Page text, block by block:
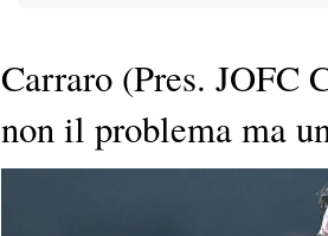
Carraro (Pres. JOFC
non il problema ma